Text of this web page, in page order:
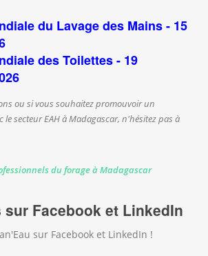
du Lavage des Mains - 15
des Toilettes - 19
ou si vous souhaitez promouvoir un
le secteur EAH à Madagascar, n'hésitez pas à
du forage à Madagascar
sur Facebook et LinkedIn
sur Facebook et LinkedIn !